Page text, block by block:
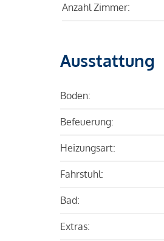
Anzahl Zimmer:
Ausstattung
Boden:
Befeuerung:
Heizungsart:
Fahrstuhl:
Bad:
Extras: